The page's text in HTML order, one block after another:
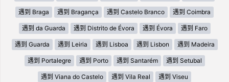
遇到 Braga 遇到 Bragança 遇到 Castelo Branco 遇到 Coimbra
遇到 da Guarda 遇到 Distrito de Évora 遇到 Évora 遇到 Faro
遇到 Guarda 遇到 Leiria 遇到 Lisboa 遇到 Lisbon 遇到 Madeira
遇到 Portalegre 遇到 Porto 遇到 Santarém 遇到 Setubal
遇到 Viana do Castelo 遇到 Vila Real 遇到 Viseu